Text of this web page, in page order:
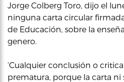
Jorge Colberg Toro, dijo el
ninguna carta circular
de Educación, sobre la
genero.
‘Cualquier conclusión o
prematura, porque la carta ni